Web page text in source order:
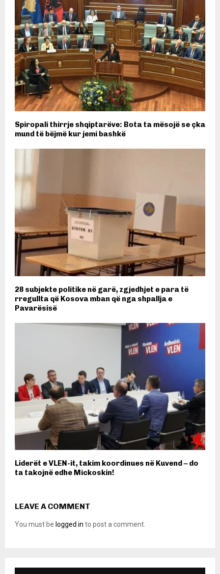
Spiropali thirrje shqiptarëve: Bota ta mësojë se çka
mund të bëjmë kur jemi bashkë
28 subjekte politike në garë, zgjedhjet e para të
rregullta që Kosova mban që nga shpallja e
Pavarësisë
Liderët e VLEN-it, takim koordinues në Kuvend – do
ta takojnë edhe Mickoskin!
LEAVE A COMMENT
You must be logged in to post a comment.